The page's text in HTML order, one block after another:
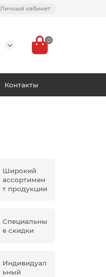
Личный кабинет
0
Контакты
Широкий
ассортимен
т продукции
Специальны
е скидки
Индивидуал
ьный